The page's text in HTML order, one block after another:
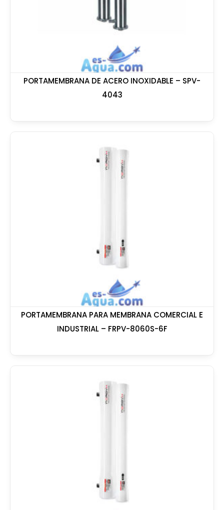
PORTAMEMBRANA DE ACERO INOXIDABLE – SPV-
4043
PORTAMEMBRANA PARA MEMBRANA COMERCIAL E
INDUSTRIAL – FRPV-8060S-6F